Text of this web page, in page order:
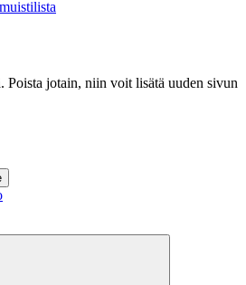
Poista jotain, niin voit lisätä uuden sivun